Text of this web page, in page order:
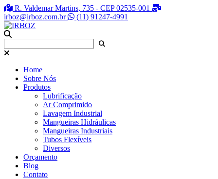
R. Valdemar Martins, 735 - CEP 02535-001
irboz@irboz.com.br
(11) 91247-4991
Home
Sobre Nós
Produtos
Lubrificação
Ar Comprimido
Lavagem Industrial
Mangueiras Hidráulicas
Mangueiras Industriais
Tubos Flexíveis
Diversos
Orçamento
Blog
Contato